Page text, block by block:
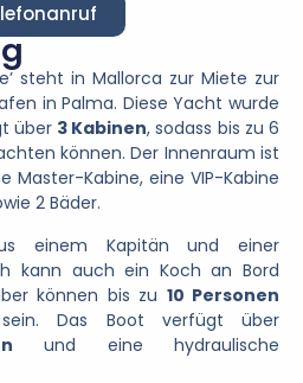
steht in Mallorca zur Miete zur
in Palma. Diese Yacht wurde
über 3 Kabinen, sodass bis zu 6
können. Der Innenraum ist
Master-Kabine, eine VIP-Kabine
2 Bäder.
einem Kapitän und einer
kann auch ein Koch an Bord
können bis zu 10 Personen
Das Boot verfügt über
und eine hydraulische